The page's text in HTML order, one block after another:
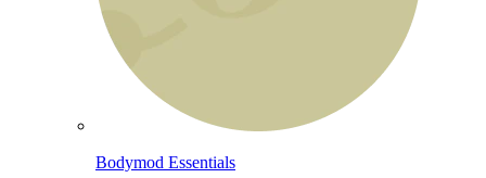
Bodymod Essentials